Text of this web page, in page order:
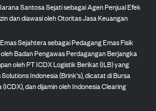
Santosa Sejati sebagai Agen Penjual Efek
dan diawasi oleh Otoritas Jasa Keuangan
Sejahtera sebagai Pedagang Emas Fisik
Badan Pengawas Perdagangan Berjangka
oleh PT ICDX Logistik Berikat (ILB) yang
Indonesia (Brink's), dicatat di Bursa
dan dijamin oleh Indonesia Clearing